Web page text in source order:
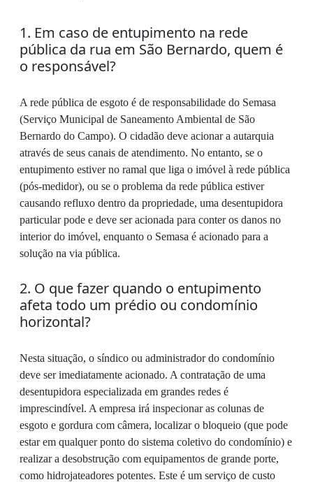
1. Em caso de entupimento na rede
pública da rua em São Bernardo, quem é
o responsável?
A rede pública de esgoto é de responsabilidade do Semasa
(Serviço Municipal de Saneamento Ambiental de São
Bernardo do Campo). O cidadão deve acionar a autarquia
através de seus canais de atendimento. No entanto, se o
entupimento estiver no ramal que liga o imóvel à rede pública
(pós-medidor), ou se o problema da rede pública estiver
causando refluxo dentro da propriedade, uma desentupidora
particular pode e deve ser acionada para conter os danos no
interior do imóvel, enquanto o Semasa é acionado para a
solução na via pública.
2. O que fazer quando o entupimento
afeta todo um prédio ou condomínio
horizontal?
Nesta situação, o síndico ou administrador do condomínio
deve ser imediatamente acionado. A contratação de uma
desentupidora especializada em grandes redes é
imprescindível. A empresa irá inspecionar as colunas de
esgoto e gordura com câmera, localizar o bloqueio (que pode
estar em qualquer ponto do sistema coletivo do condomínio) e
realizar a desobstrução com equipamentos de grande porte,
como hidrojateadores potentes. Este é um serviço de custo